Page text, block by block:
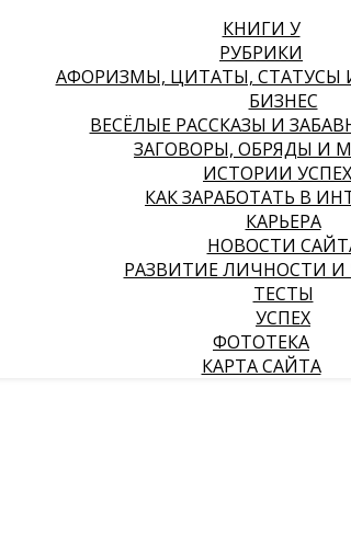
КНИГИ У
РУБРИКИ
АФОРИЗМЫ, ЦИТАТЫ, СТАТУСЫ
БИЗНЕС
ВЕСЁЛЫЕ РАССКАЗЫ И
ЗАГОВОРЫ, ОБРЯДЫ И
ИСТОРИИ
КАК ЗАРАБОТАТЬ В
КАРЬЕРА
НОВОСТИ
РАЗВИТИЕ ЛИЧНОСТИ И
ТЕСТЫ
УСПЕХ
ФОТОТЕКА
КАРТА САЙТА